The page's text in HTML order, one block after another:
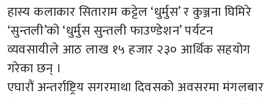
हास्य कलाकार सिताराम कट्टेल ‘धुर्मुस’ र कुञ्जना घिमिरे
‘सुन्तली’को ‘धुर्मुस सुन्तली फाउण्डेशन’ पर्यटन
व्यवसायीले आठ लाख १५ हजार २३० आर्थिक सहयोग
गरेका छन् ।
एघारौं अन्तर्राष्ट्रिय सगरमाथा दिवसको अवसरमा मंगलबार